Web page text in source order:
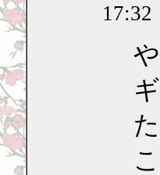
17:32